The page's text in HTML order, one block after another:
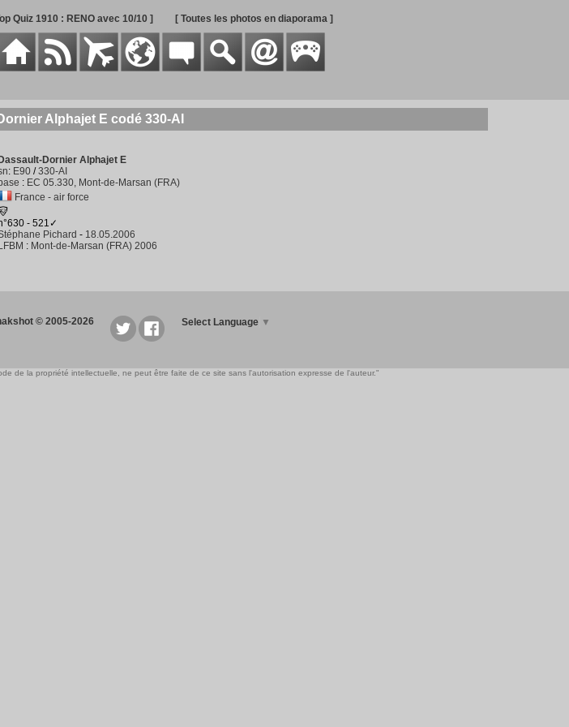
Quiz 1910 : RENO avec 10/10 ] [ Toutes les photos en diaporama ]
Alphajet E codé 330-AI
Dassault-Dornier Alphajet E
: E90/330-AI
: EC 05.330, Mont-de-Marsan (FRA)
France - air force
- 521✓
Pichard - 18.05.2006
LFBM : Mont-de-Marsan (FRA) 2006
© 2005-2026 Select Language ▼
de la propriété intellectuelle, ne peut être faite de ce site sans l'autorisation expresse de l'auteur."